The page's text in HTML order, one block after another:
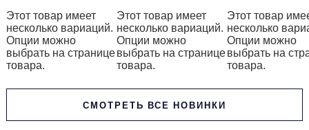
Этот товар имеет
несколько вариаций.
Опции можно
выбрать на странице
товара.
Этот товар имеет
несколько вариаций.
Опции можно
выбрать на странице
товара.
Этот товар
несколько
Опции можно
выбрать на
товара.
СМОТРЕТЬ ВСЕ НОВИНКИ